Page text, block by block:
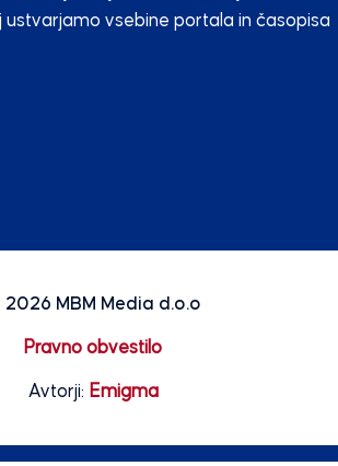
ustvarjamo vsebine portala in časopisa
2026 MBM Media d.o.o
Pravno obvestilo
Avtorji: Emigma